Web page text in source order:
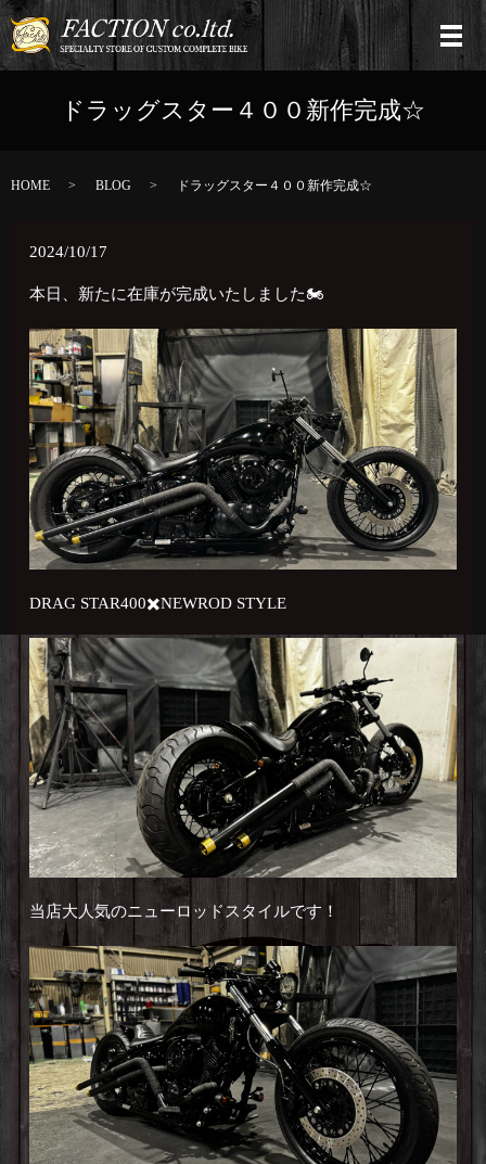
ドラッグスター４００新作完成☆
HOME BLOG ドラッグスター４００新作完成☆
2024/10/17
本日、新たに在庫が完成いたしました🏍
DRAG STAR400✖️NEWROD STYLE
当店大人気のニューロッドスタイルです！